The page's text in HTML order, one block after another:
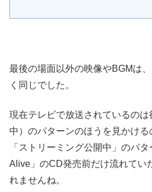
最後の場面以外の映像やBGMは
く同じでした。
現在テレビで放送されているの
中）のパターンのほうを見かける
「ストリーミング公開中」のパタ
Alive」のCD発売前だけ流れてい
れませんね。